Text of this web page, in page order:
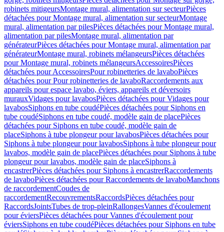
robinets mitigeursMontage mural, alimentation sur secteurPièces
détachées pour Montage mural, alimentation sur secteurMontage
mural, alimentation par pilesPièces détachées pour Montage mural,
alimentation par pilesMontage mural, alimentation par
générateurPièces détachées pour Montage mural, alimentation par
générateurMontage mural, robinets mélangeursPièces détachées
pour Montage mural, robinets mélangeursAccessoiresPièces
détachées pour AccessoiresPour robinetteries de lavaboPièces
détachées pour Pour robinetteries de lavaboRaccordements aux
appareils pour espace lavabo, éviers, appareils et déversoirs
murauxVidages pour lavabosPièces détachées pour Vidages pour
lavabosSiphons en tube coudéPièces détachées pour Siphons en
tube coudéSiphons en tube coudé, modèle gain de placePièces
détachées pour Siphons en tube coudé, modèle gain de
placeSiphons à tube plongeur pour lavabosPièces détachées pour
Siphons à tube plongeur pour lavabosSiphons à tube plongeur pour
lavabos, modèle gain de placePièces détachées pour Siphons à tube
plongeur pour lavabos, modèle gain de placeSiphons à
encastrerPièces détachées pour Siphons à encastrerRaccordements
de lavaboPièces détachées pour Raccordements de lavaboManchons
de raccordementCoudes de
raccordementRecouvrementsRaccordsPièces détachées pour
RaccordsJointsTubes de trop-pleinRallongesVannes d'écoulement
pour éviersPièces détachées pour Vannes d'écoulement pour
éviersSiphons en tube coudéPièces détachées pour Siphons en tube